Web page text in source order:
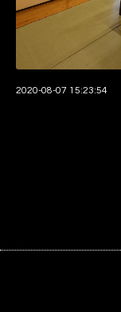
2020-08-07 15:23:54